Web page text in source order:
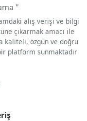
"
alış verişi ve bilgi
çıkarmak amacı ile
kaliteli, özgün ve doğru
platform sunmaktadır